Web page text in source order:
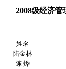
2008级经济
姓名
陆金林
陈 烨